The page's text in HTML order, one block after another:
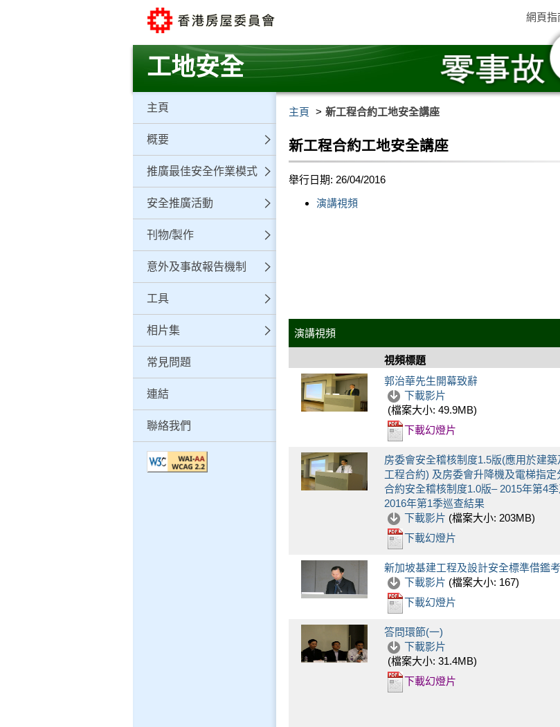
要
網頁指
工地安全
主頁
概要
推廣最佳安全作業模式
安全推廣活動
刊物/製作
意外及事故報告機制
工具
相片集
常見問題
連結
聯絡我們
主頁 新工程合約工地安全講座
新工程合約工地安全講座
舉行日期: 26/04/2016
演講視頻
演講視頻
視頻標題
郭治華先生開幕致辭
下載影片
(檔案大小:49.9MB)
下載幻燈片
房委會安全稽核制度1.5版(應用於建築
工程合約) 及房委會升降機及電梯指定
合約安全稽核制度1.0版– 2015年第4
2016年第1季巡查結果
下載影片 (檔案大小: 203MB)
下載幻燈片
新加坡基建工程及設計安全標準借鑑
下載影片 (檔案大小: 167)
下載幻燈片
答問環節(一)
下載影片
(檔案大小:31.4MB)
下載幻燈片